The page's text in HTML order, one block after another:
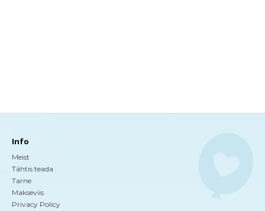
Info
Meist
Tähtis teada
Tarne
Makseviis
Privacy Policy